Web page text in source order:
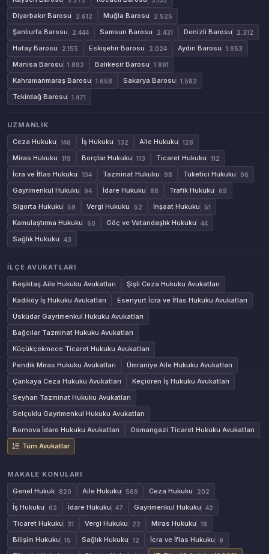
Diyarbakır Barosu 2.612 Muğla Barosu 2.525
Şanlıurfa Barosu 2.444 Samsun Barosu 2.431 Denizli Barosu 2.312
Hatay Barosu 2.155 Eskişehir Barosu 2.024 Aydın Barosu 1.953
Manisa Barosu 1.892 Balıkesir Barosu 1.891
Kahramanmaraş Barosu 1.658 Sakarya Barosu 1.582
Tekirdağ Barosu 1.471
UZMANLIK
Ceza Hukuku
146 İş Hukuku 132 Aile Hukuku 128
Miras Hukuku 119 Borçlar Hukuku 113 Ticaret Hukuku 112
İcra ve İflas Hukuku 104 Tazminat Hukuku 98 Tüketici Hukuku 96
Gayrimenkul Hukuku 94 İdare Hukuku 88 Trafik Hukuku 69
Sigorta Hukuku 59 Vergi Hukuku 52 İnşaat Hukuku 51
Kamulaştırma Hukuku 50 Göç ve Vatandaşlık Hukuku 44
Sağlık Hukuku 43
İLÇE AVUKATLARI
Beşiktaş Aile Hukuku Avukatları
Şişli Ceza Hukuku Avukatları
Kadıköy İş Hukuku Avukatları
Esenyurt İcra ve İflas Hukuku Avukatları
Üsküdar Gayrimenkul Hukuku Avukatları
Bağcılar Tazminat Hukuku Avukatları
Küçükçekmece Ticaret Hukuku Avukatları
Pendik Miras Hukuku Avukatları
Ümraniye Aile Hukuku Avukatları
Çankaya Ceza Hukuku Avukatları
Keçiören İş Hukuku Avukatları
Seyhan Tazminat Hukuku Avukatları
Selçuklu Gayrimenkul Hukuku Avukatları
Bornova İdare Hukuku Avukatları
Osmangazi Ticaret Hukuku Avukatları
Tüm Avukatlar
MAKALE KONULARI
Genel Hukuk
820 Aile Hukuku 569 Ceza Hukuku 202
İş Hukuku 62 İdare Hukuku 47 Gayrimenkul Hukuku 42
Ticaret Hukuku 31 Vergi Hukuku 22 Miras Hukuku 18
Bilişim Hukuku 15 Sağlık Hukuku 12 İcra ve İflas Hukuku 9